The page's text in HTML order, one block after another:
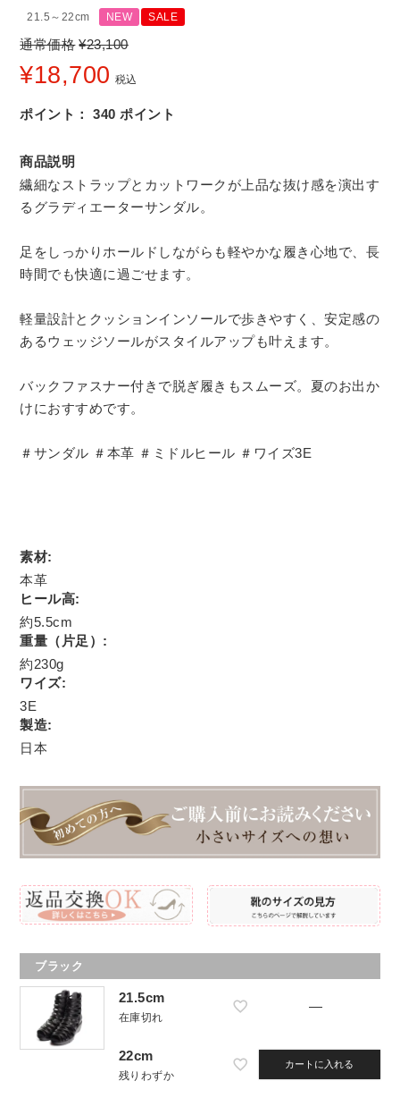
21.5～22cm NEW SALE
通常価格 ¥23,100
¥18,700 税込
ポイント： 340 ポイント
商品説明
繊細なストラップとカットワークが上品な抜け感を演出す
るグラディエーターサンダル。
足をしっかりホールドしながらも軽やかな履き心地で、長
時間でも快適に過ごせます。
軽量設計とクッションインソールで歩きやすく、安定感の
あるウェッジソールがスタイルアップも叶えます。
バックファスナー付きで脱ぎ履きもスムーズ。夏のお出か
けにおすすめです。
＃サンダル ＃本革 ＃ミドルヒール ＃ワイズ3E
素材:
本革
ヒール高:
約5.5cm
重量（片足）:
約230g
ワイズ:
3E
製造:
日本
ブラック
21.5cm
在庫切れ
—
22cm
残りわずか
カートに入れる